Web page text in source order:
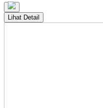
Lihat Detail